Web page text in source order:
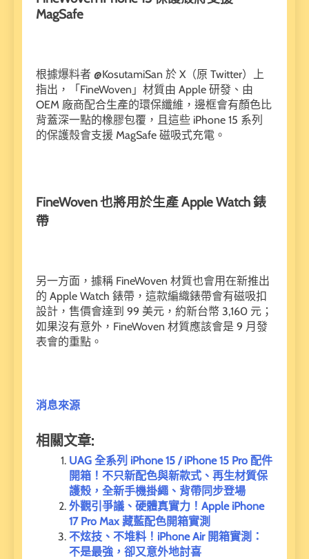
MagSafe
根據爆料者 @KosutamiSan 於 X（原 Twitter）上
指出，「FineWoven」材質由 Apple 研發、由
OEM 廠商配合生產的環保纖維，邊框會有顏色比
背蓋深一點的橡膠包覆，且這些 iPhone 15 系列
的保護殼會支援 MagSafe 磁吸式充電。
FineWoven也將用於生產 Apple Watch錶
帶
另一方面，據稱 FineWoven 材質也會用在新推出
的 Apple Watch 錶帶，這款編織錶帶會有磁吸扣
設計，售價會達到 99 美元，約新台幣 3,160 元；
如果沒有意外，FineWoven 材質應該會是 9 月發
表會的重點。
消息來源
相關文章:
UAG 全系列 iPhone 15 / iPhone 15 Pro 配件
開箱！不只新配色與新款式、再生材質保
護殼，全新手機掛繩、背帶同步登場
外觀引爭議、硬體真實力！Apple iPhone
17 Pro Max 藏藍配色開箱實測
不炫技、不堆料！iPhone Air 開箱實測：
不是最強，卻又意外地討喜